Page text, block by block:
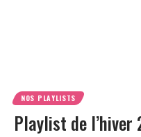
NOS PLAYLISTS
Playlist de